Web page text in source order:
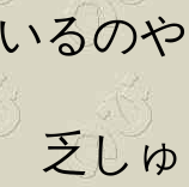
るの
乏し